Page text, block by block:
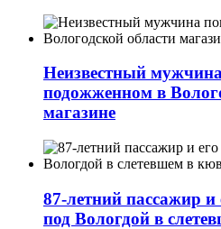
Неизвестный
подожженном в
магазине
87-летний пассажир и
под Вологдой в